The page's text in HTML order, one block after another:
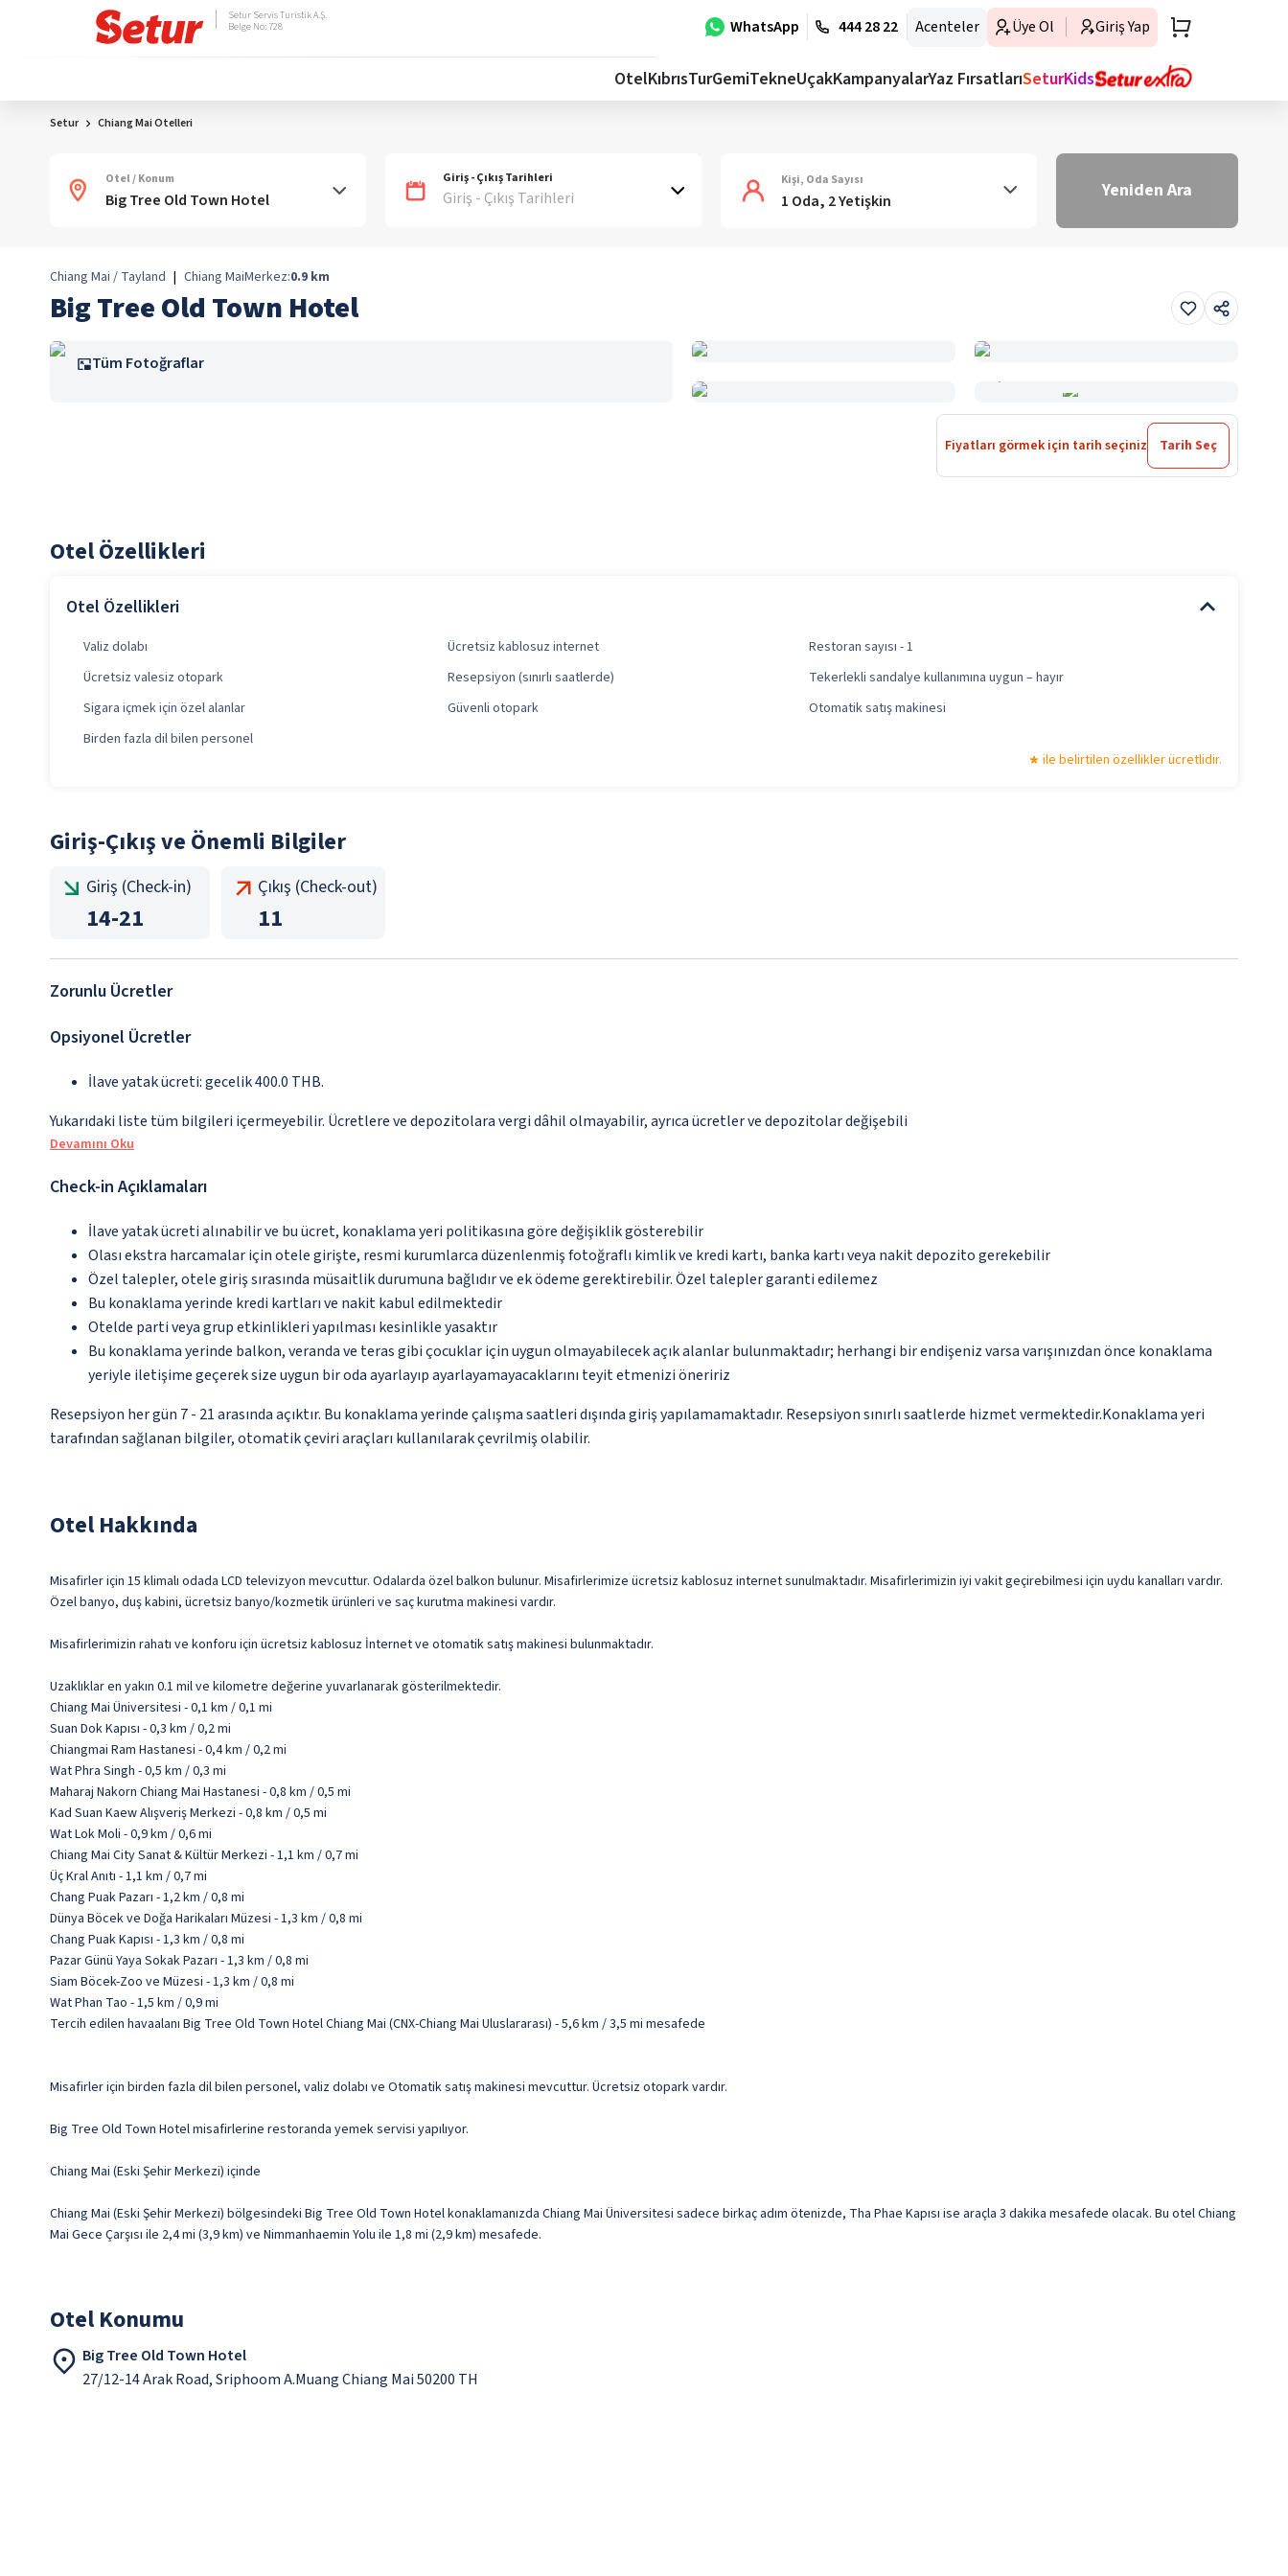
WhatsApp 444 28 22 Acenteler Üye Ol Giriş Yap
Setur Servis Turistik A.Ş.
Belge No: 728
OtelKıbrısTurGemiTekneUçakKampanyalarYaz FırsatlarıSeturKids
Setur Chiang Mai Otelleri
Otel / Konum Giriş - Çıkış Tarihleri
Giriş - Çıkış Tarihleri
Kişi, Oda Sayısı
1 Oda, 2 Yetişkin Yeniden Ara
Chiang Mai / Tayland | Chiang MaiMerkez:0.9 km
Big Tree Old Town Hotel
Tüm Fotoğraflar
Fiyatları görmek için tarih seçiniz Tarih Seç
Otel Özellikleri
Otel Özellikleri
Valiz dolabı Ücretsiz kablosuz internet
Restoran sayısı - 1
Ücretsiz valesiz otopark
Resepsiyon (sınırlı saatlerde)
Tekerlekli sandalye kullanımına uygun – hayır
Sigara içmek için özel alanlar
Güvenli otopark
Otomatik satış makinesi
Birden fazla dil bilen personel
ile belirtilen özellikler ücretlidir.
Giriş-Çıkış ve Önemli Bilgiler
Giriş (Check-in)
14-21
Çıkış (Check-out)
11
Zorunlu Ücretler
Opsiyonel Ücretler
İlave yatak ücreti: gecelik 400.0 THB.
Yukarıdaki liste tüm bilgileri içermeyebilir. Ücretlere ve depozitolara vergi dâhil olmayabilir, ayrıca ücretler ve depozitolar değişebili
Devamını Oku
Check-in Açıklamaları
İlave yatak ücreti alınabilir ve bu ücret, konaklama yeri politikasına göre değişiklik gösterebilir
Olası ekstra harcamalar için otele girişte, resmi kurumlarca düzenlenmiş fotoğraflı kimlik ve kredi kartı, banka kartı veya nakit depozito gerekebilir
Özel talepler, otele giriş sırasında müsaitlik durumuna bağlıdır ve ek ödeme gerektirebilir. Özel talepler garanti edilemez
Bu konaklama yerinde kredi kartları ve nakit kabul edilmektedir
Otelde parti veya grup etkinlikleri yapılması kesinlikle yasaktır
Bu konaklama yerinde balkon, veranda ve teras gibi çocuklar için uygun olmayabilecek açık alanlar bulunmaktadır; herhangi bir endişeniz varsa varışınızdan önce konaklama
yeriyle iletişime geçerek size uygun bir oda ayarlayıp ayarlayamayacaklarını teyit etmenizi öneririz
Resepsiyon her gün 7 - 21 arasında açıktır. Bu konaklama yerinde çalışma saatleri dışında giriş yapılamamaktadır. Resepsiyon sınırlı saatlerde hizmet vermektedir.Konaklama yeri
tarafından sağlanan bilgiler, otomatik çeviri araçları kullanılarak çevrilmiş olabilir.
Otel Hakkında
Misafirler için 15 klimalı odada LCD televizyon mevcuttur. Odalarda özel balkon bulunur. Misafirlerimize ücretsiz kablosuz internet sunulmaktadır. Misafirlerimizin iyi vakit geçirebilmesi için uydu kanalları vardır.
Özel banyo, duş kabini, ücretsiz banyo/kozmetik ürünleri ve saç kurutma makinesi vardır.
Misafirlerimizin rahatı ve konforu için ücretsiz kablosuz İnternet ve otomatik satış makinesi bulunmaktadır.
Uzaklıklar en yakın 0.1 mil ve kilometre değerine yuvarlanarak gösterilmektedir.
Chiang Mai Üniversitesi - 0,1 km / 0,1 mi
Suan Dok Kapısı - 0,3 km / 0,2 mi
Chiangmai Ram Hastanesi - 0,4 km / 0,2 mi
Wat Phra Singh - 0,5 km / 0,3 mi
Maharaj Nakorn Chiang Mai Hastanesi - 0,8 km / 0,5 mi
Kad Suan Kaew Alışveriş Merkezi - 0,8 km / 0,5 mi
Wat Lok Moli - 0,9 km / 0,6 mi
Chiang Mai City Sanat & Kültür Merkezi - 1,1 km / 0,7 mi
Üç Kral Anıtı - 1,1 km / 0,7 mi
Chang Puak Pazarı - 1,2 km / 0,8 mi
Dünya Böcek ve Doğa Harikaları Müzesi - 1,3 km / 0,8 mi
Chang Puak Kapısı - 1,3 km / 0,8 mi
Pazar Günü Yaya Sokak Pazarı - 1,3 km / 0,8 mi
Siam Böcek-Zoo ve Müzesi - 1,3 km / 0,8 mi
Wat Phan Tao - 1,5 km / 0,9 mi
Tercih edilen havaalanı Big Tree Old Town Hotel Chiang Mai (CNX-Chiang Mai Uluslararası) - 5,6 km / 3,5 mi mesafede
Misafirler için birden fazla dil bilen personel, valiz dolabı ve Otomatik satış makinesi mevcuttur. Ücretsiz otopark vardır.
Big Tree Old Town Hotel misafirlerine restoranda yemek servisi yapılıyor.
Chiang Mai (Eski Şehir Merkezi) içinde
Chiang Mai (Eski Şehir Merkezi) bölgesindeki Big Tree Old Town Hotel konaklamanızda Chiang Mai Üniversitesi sadece birkaç adım ötenizde, Tha Phae Kapısı ise araçla 3 dakika mesafede olacak. Bu otel Chiang
Mai Gece Çarşısı ile 2,4 mi (3,9 km) ve Nimmanhaemin Yolu ile 1,8 mi (2,9 km) mesafede.
Otel Konumu
Big Tree Old Town Hotel
27/12-14 Arak Road, Sriphoom A.Muang Chiang Mai 50200 TH